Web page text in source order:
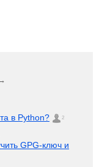
в Python? 2
GPG-ключ и